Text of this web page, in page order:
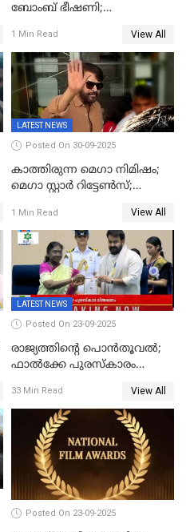
ബോംബ് ഭീഷണി;
കണ്ടെത്തൽ
1 Min Read View All
LATEST NEWS
Posted On 30-09-2025
കാത്തിരുന്ന മെഗാ നിമിഷം;
മെഗാ സ്റ്റാർ റിട്ടേൺസ്;
ക്യാമറയ്ക്ക് മുന്നിലേക്ക്
1 Min Read View All
LATEST NEWS
Posted On 23-09-2025
രാജ്യത്തിന്റെ പൊൻതൂവൽ;
ഫാൽക്കേ പുരസ്കാരം
സിനിമ ആത്മാവിന്റെ
സ്പന്ദനമെന്ന് ലാൽ;
ഉർവശിക്കും വിജയരാഘവനും
ദേശീയ അവാർഡ്
33 Min Read View All
Posted On 23-09-2025